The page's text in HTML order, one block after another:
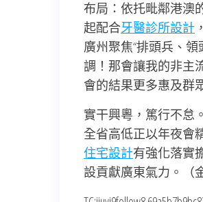
布局：依托毗鄰港澳
起配合牙醫診所設計
廣州聚焦“排頭兵、
調！那會讓我的非主
會的結果更多惠及群
實干興粵，篤行不怠
全省高低正以年夜會
住宅設計有強化落實
設貢獻廣東氣力。（